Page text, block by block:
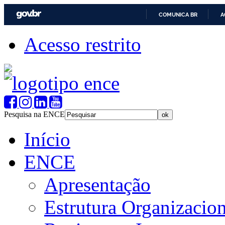
COMUNICA BR
Acesso restrito
Pesquisa na ENCE
Início
ENCE
Apresentação
Estrutura